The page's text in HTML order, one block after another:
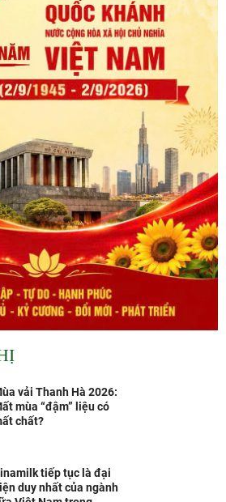
vải Thanh Hà 2026:
mùa “đậm” liệu có
chất?
tiếp tục là đại
duy nhất của ngành